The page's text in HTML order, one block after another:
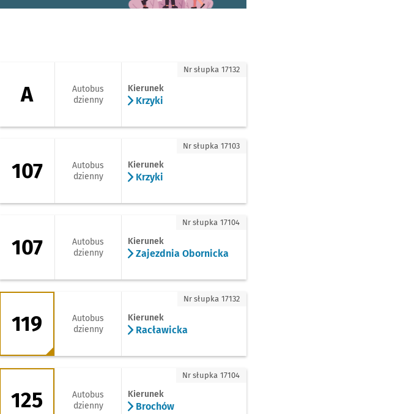
A
Autobus
dzienny
Kierunek
Krzyki
Nr słupka 17132
107
Autobus
dzienny
Kierunek
Krzyki
Nr słupka 17103
107 - kierunek Zajezdnia Obornicka
107
Autobus
dzienny
Kierunek
Zajezdnia Obornicka
Nr słupka 17104
119 - kierunek Racławicka
119
Autobus
dzienny
Kierunek
Racławicka
Nr słupka 17132
125 - kierunek Brochów
125
Autobus
dzienny
Kierunek
Brochów
Nr słupka 17104